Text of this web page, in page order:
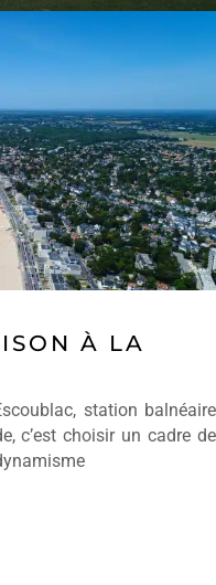
À LA
station balnéaire
c’est choisir un cadre de